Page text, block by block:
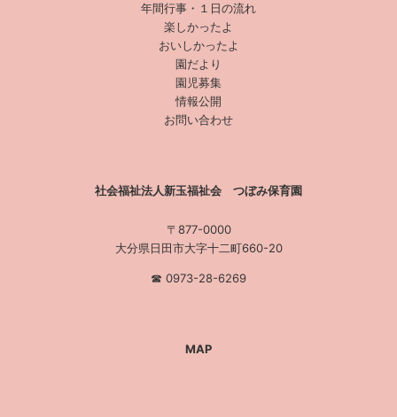
年間行事・１日の流れ
楽しかったよ
おいしかったよ
園だより
園児募集
情報公開
お問い合わせ
社会福祉法人新玉福祉会 つぼみ保育園
〒877-0000
大分県日田市大字十二町660-20
☎︎ 0973-28-6269
MAP